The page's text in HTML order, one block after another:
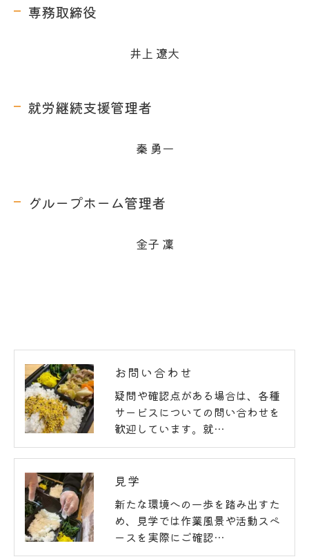
専務取締役
井上 遼大
就労継続支援管理者
秦 勇一
グループホーム管理者
金子 凜
お問い合わせ
疑問や確認点がある場合は、各種
サービスについての問い合わせを
歓迎しています。就…
見学
新たな環境への一歩を踏み出すた
め、見学では作業風景や活動スペ
ースを実際にご確認…
お問い合わせはこちら